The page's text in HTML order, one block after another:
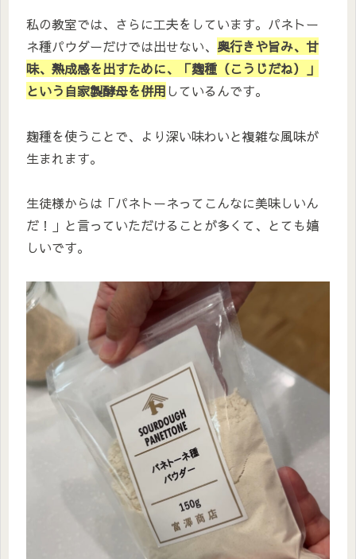
私の教室では、さらに工夫をしています。パネトー
ネ種パウダーだけでは出せない、 奥行きや旨み、甘
味、熟成感を出すために、「麹種 （こうじだね）」
という自家製酵母を併用 しているんです。
麹種を使うことで、より深い味わいと複雑な風味が
生まれます。
生徒様からは「パネトーネってこんなに美味しいん
だ！」と言っていただけることが多くて、とても嬉
しいです。